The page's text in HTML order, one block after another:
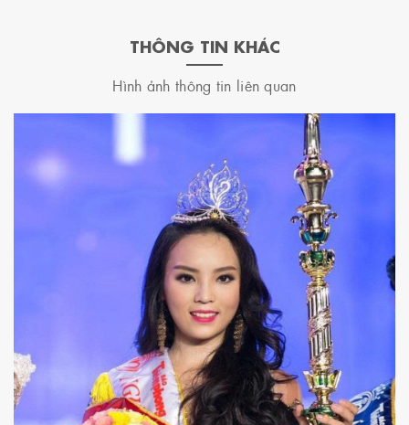
THÔNG TIN KHÁC
Hình ảnh thông tin liên quan